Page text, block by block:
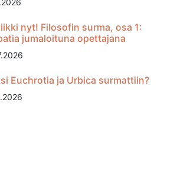
nyt! Filosofin surma, osa 1:
jumaloituna opettajana
Euchrotia ja Urbica surmattiin?